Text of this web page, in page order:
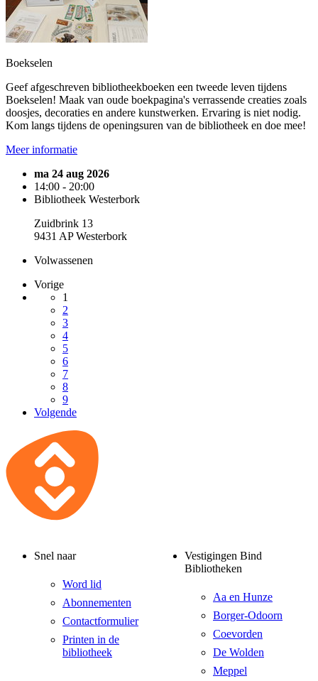
Boekselen
Geef afgeschreven bibliotheekboeken een tweede leven tijdens
Boekselen! Maak van oude boekpagina's verrassende creaties zoals
doosjes, decoraties en andere kunstwerken. Ervaring is niet nodig.
Kom langs tijdens de openingsuren van de bibliotheek en doe mee!
Meer informatie
ma 24 aug 2026
14:00 - 20:00
Bibliotheek Westerbork
Zuidbrink 13
9431 AP Westerbork
Volwassenen
Vorige
1
2
3
4
5
6
7
8
9
Volgende
Snel naar
Word lid
Abonnementen
Contactformulier
Printen in de
bibliotheek
Vestigingen Bind
Bibliotheken
Aa en Hunze
Borger-Odoorn
Coevorden
De Wolden
Meppel